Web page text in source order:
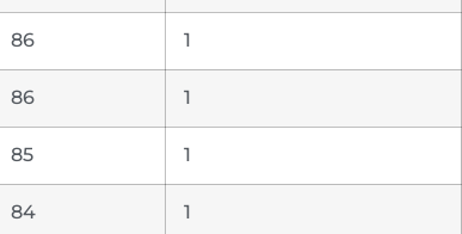
86 1
86 1
85 1
84 1